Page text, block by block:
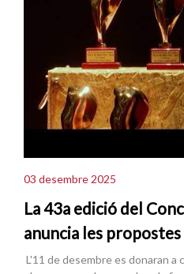
03 desembre 2025
La 43a edició del
anuncia les
L'11 de desembre es donaran a